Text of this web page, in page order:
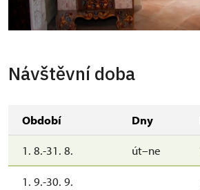
Návštěvní doba
Období Dny
1. 8.-31. 8. út–ne
1. 9.-30. 9.